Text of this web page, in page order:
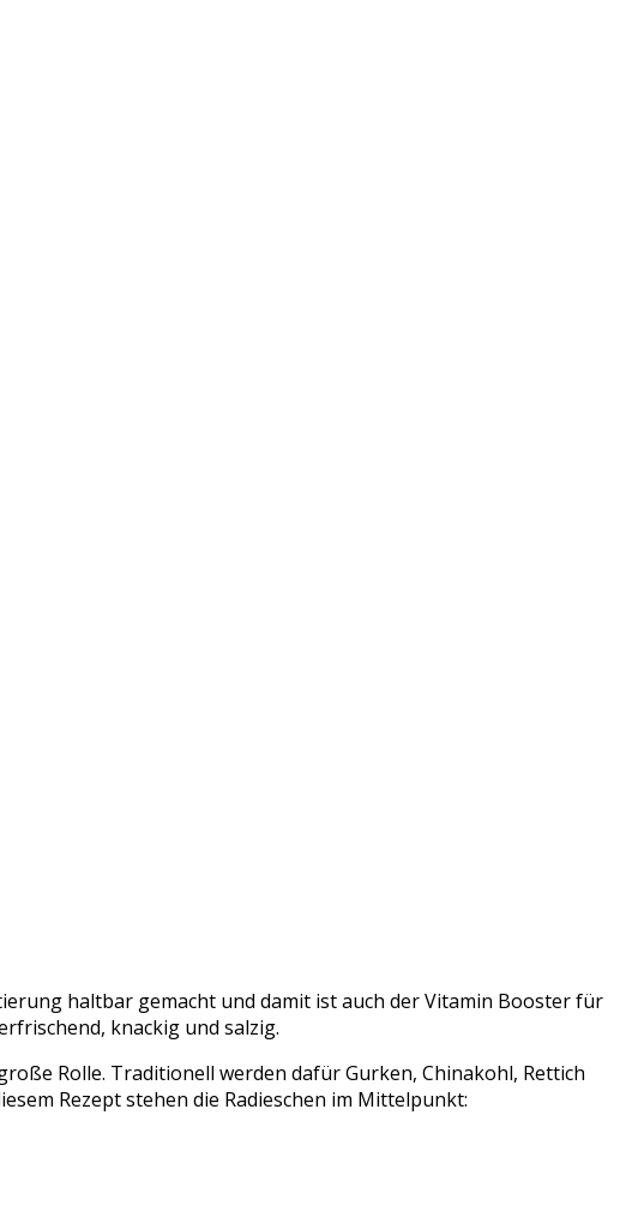
haltbar gemacht und damit ist auch der Vitamin Booster für
knackig und salzig.
Rolle. Traditionell werden dafür Gurken, Chinakohl, Rettich
Rezept stehen die Radieschen im Mittelpunkt: